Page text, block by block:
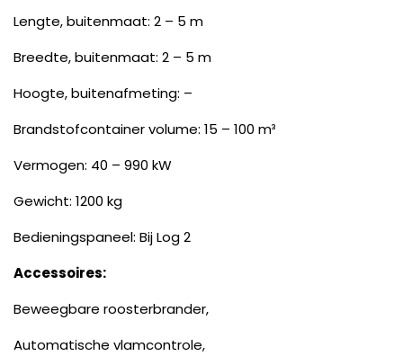
Lengte, buitenmaat: 2 – 5 m
Breedte, buitenmaat: 2 – 5 m
Hoogte, buitenafmeting: –
Brandstofcontainer volume: 15 – 100 m³
Vermogen: 40 – 990 kW
Gewicht: 1200 kg
Bedieningspaneel: Bij Log 2
Accessoires:
Beweegbare roosterbrander,
Automatische vlamcontrole,